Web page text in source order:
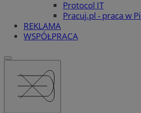
Protocol IT
Pracuj.pl - praca w
REKLAMA
WSPÓŁPRACA